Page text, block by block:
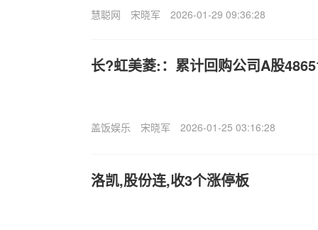
慧聪网 宋晓军 2026-01-29 09:36:28
长?虹美菱:：累计回购公司A股
盖饭娱乐 宋晓军 2026-01-25 03:16:28
洛凯,股份连,收3个涨停板